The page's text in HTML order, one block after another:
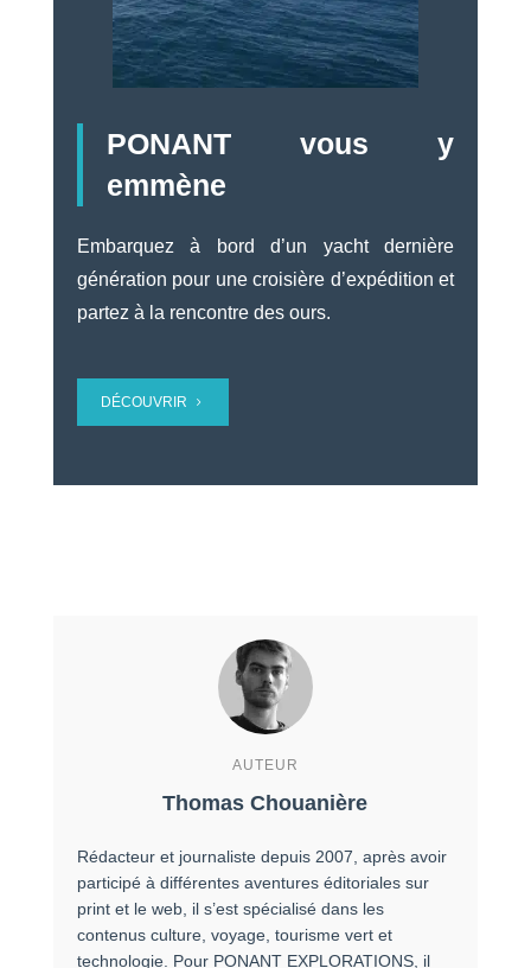
PONANT vous y
emmène
Embarquez à bord d’un yacht dernière
génération pour une croisière d’expédition et
partez à la rencontre des ours.
DÉCOUVRIR
AUTEUR
Thomas Chouanière
Rédacteur et journaliste depuis 2007, après avoir
participé à différentes aventures éditoriales sur
print et le web, il s’est spécialisé dans les
contenus culture, voyage, tourisme vert et
technologie. Pour PONANT EXPLORATIONS, il